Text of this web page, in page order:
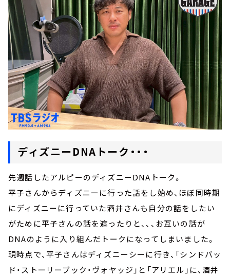
ディズニーDNAトーク・・・
先週話したアルピーのディズニーDNAトーク。
平子さんからディズニーに行った話をし始め、ほぼ同時期
にディズニーに行っていた酒井さんも自分の話をしたい
がために平子さんの話を遮ったりと、、、お互いの話が
DNAのように入り組んだトークになってしまいました。
現時点で、平子さんはディズニーシーに行き、「シンドバッ
ド・ストーリーブック・ヴォヤッジ」と「アリエル」に、酒井